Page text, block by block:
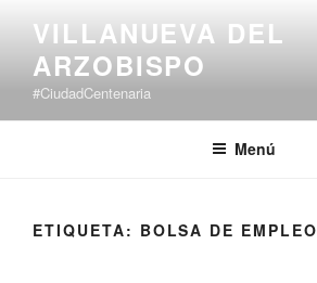
contenido
VILLANUEVA DEL
ARZOBISPO
#CiudadCentenaria
Menú
ETIQUETA: BOLSA DE EMPLEO